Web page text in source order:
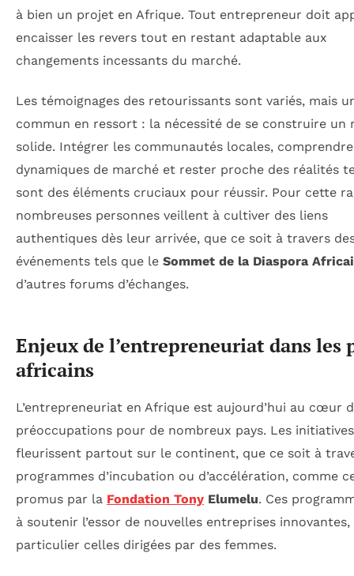
à bien un projet en Afrique. Tout entrepreneur doit
encaisser les revers tout en restant adaptable aux
changements incessants du marché.
Les témoignages des retourissants sont variés, mais
commun en ressort : la nécessité de se construire un
solide. Intégrer les communautés locales,
dynamiques de marché et rester proche des réalités
sont des éléments cruciaux pour réussir. Pour cette
nombreuses personnes veillent à cultiver des liens
authentiques dès leur arrivée, que ce soit à travers
événements tels que le Sommet de la Diaspora
d’autres forums d’échanges.
Enjeux de l’entrepreneuriat dans les
africains
L’entrepreneuriat en Afrique est aujourd’hui au cœur
préoccupations pour de nombreux pays. Les initiatives
fleurissent partout sur le continent, que ce soit à
programmes d’incubation ou d’accélération, comme
promus par la Fondation Tony Elumelu. Ces
à soutenir l’essor de nouvelles entreprises innovantes,
particulier celles dirigées par des femmes.